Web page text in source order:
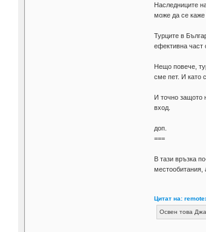
Наследниците
може да се каже
Турците в
ефективна част
Нещо повече,
сме пет. И като
И точно защото
вход.
доп.
===
В тази връзка
местообитания,
Цитат на:
Освен това